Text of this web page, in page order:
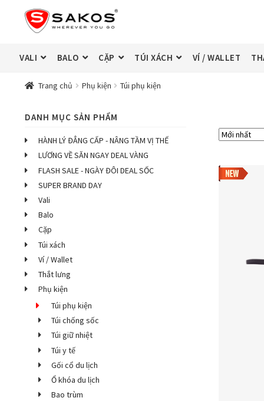
Đi
đến
hướng
Chuyển
đến
dung
VALI BALO CẶP TÚI XÁCH VÍ / WALLET
Trang chủ Phụ kiện Túi phụ kiện
DANH MỤC SẢN PHẨM
HÀNH LÝ ĐẲNG CẤP - NÂNG TẦM VỊ THẾ
LƯƠNG VỀ SĂN NGAY DEAL VÀNG
FLASH SALE - NGÀY ĐÔI DEAL SỐC
SUPER BRAND DAY
Vali
Balo
Cặp
Túi xách
Ví / Wallet
Thắt lưng
Phụ kiện
Túi phụ kiện
Túi chống sốc
Túi giữ nhiệt
Túi y tế
Gối cổ du lịch
Ổ khóa du lịch
Bao trùm